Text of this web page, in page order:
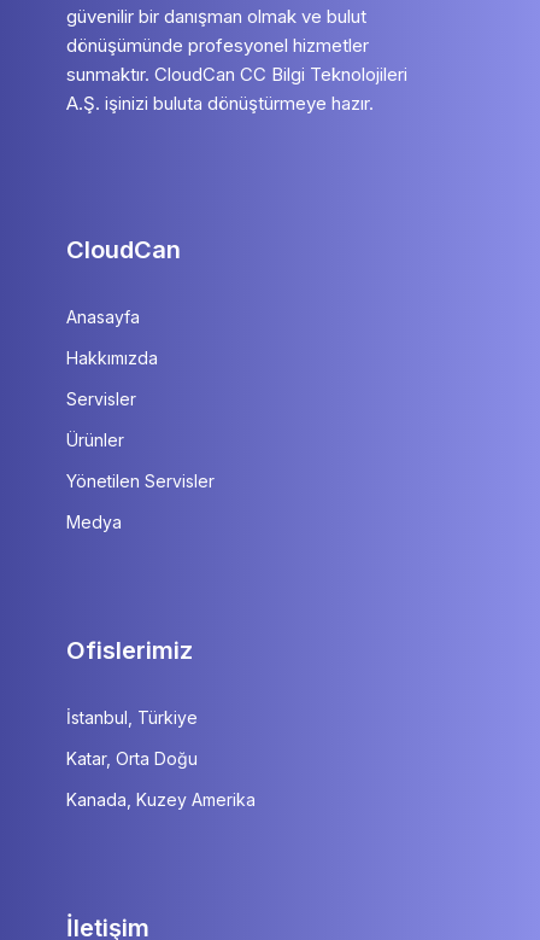
güvenilir bir danışman olmak ve bulut
dönüşümünde profesyonel hizmetler
sunmaktır. CloudCan CC Bilgi Teknolojileri
A.Ş. işinizi buluta dönüştürmeye hazır.
CloudCan
Anasayfa
Hakkımızda
Servisler
Ürünler
Yönetilen Servisler
Medya
Ofislerimiz
İstanbul, Türkiye
Katar, Orta Doğu
Kanada, Kuzey Amerika
İletişim